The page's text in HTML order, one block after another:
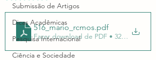
Submissão de Artigos
Dicas Acadêmicas
Pesquisa Internacional
Ciência e Sociedade
516_mario_rcmos.pdf
Fazer download de PDF • 323KB